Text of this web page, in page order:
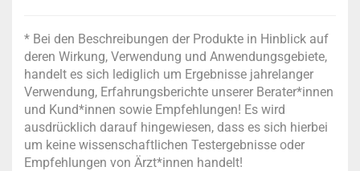
* Bei den Beschreibungen der Produkte in Hinblick auf
deren Wirkung, Verwendung und Anwendungsgebiete,
handelt es sich lediglich um Ergebnisse jahrelanger
Verwendung, Erfahrungsberichte unserer Berater*innen
und Kund*innen sowie Empfehlungen! Es wird
ausdrücklich darauf hingewiesen, dass es sich hierbei
um keine wissenschaftlichen Testergebnisse oder
Empfehlungen von Ärzt*innen handelt!